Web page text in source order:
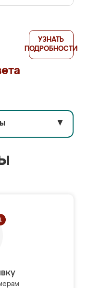
УЗНАТЬ
ПОДРОБНОСТИ
▼